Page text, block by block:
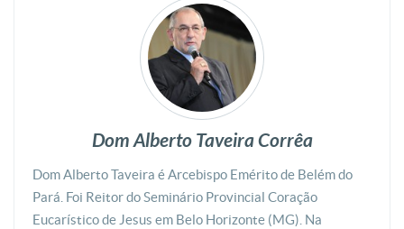
Dom Alberto Taveira Corrêa
Dom Alberto Taveira é Arcebispo Emérito de Belém do
Pará. Foi Reitor do Seminário Provincial Coração
Eucarístico de Jesus em Belo Horizonte (MG). Na